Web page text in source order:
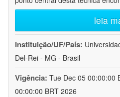
leia
Instituição/UF/País:
Del-Rei - MG - Brasil
Vigência: Tue Dec 05 00:00:00
00:00:00 BRT 2026